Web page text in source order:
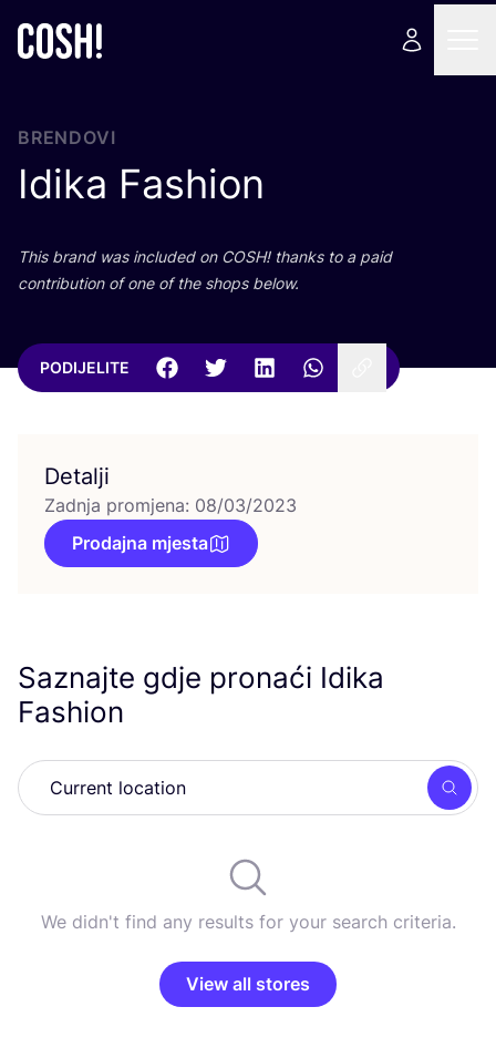
BRENDOVI
Idika Fashion
This brand was inclu­ded on COSH! than­ks to a paid
con­tri­bu­ti­on of one of the shops below.
PODIJELITE
Detalji
Zadnja promjena: 08/03/2023
Prodajna mjesta
Saznajte gdje pronaći Idika
Fashion
We didn't find any results for your search criteria.
View all stores